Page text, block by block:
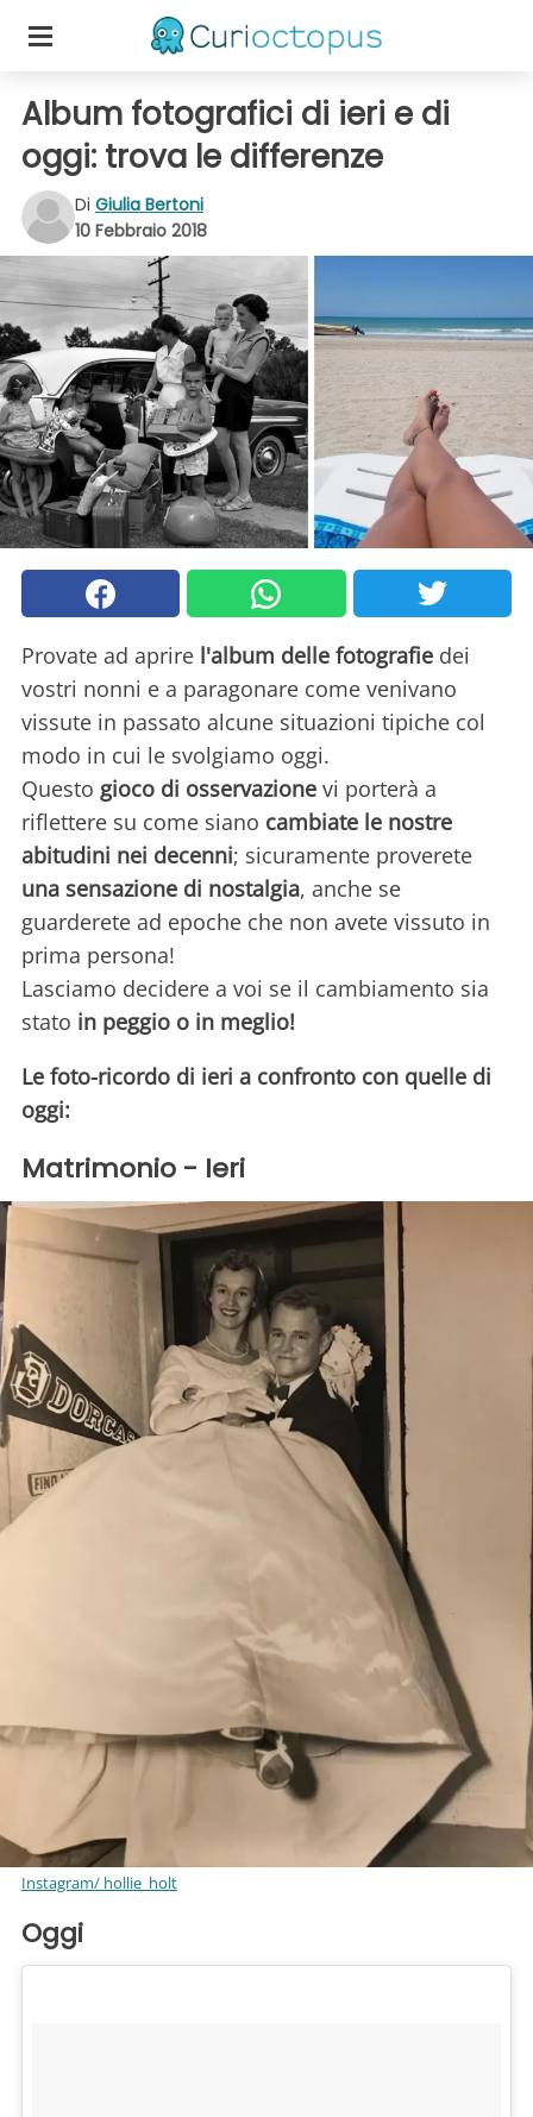
Album fotografici di ieri e di
oggi: trova le differenze
Di Giulia Bertoni
10 Febbraio 2018
Provate ad aprire l'album delle fotografie dei
vostri nonni e a paragonare come venivano
vissute in passato alcune situazioni tipiche col
modo in cui le svolgiamo oggi.
Questo gioco di osservazione vi porterà a
riflettere su come siano cambiate le nostre
abitudini nei decenni; sicuramente proverete
una sensazione di nostalgia, anche se
guarderete ad epoche che non avete vissuto in
prima persona!
Lasciamo decidere a voi se il cambiamento sia
stato in peggio o in meglio!
Le foto-ricordo di ieri a confronto con quelle di
oggi:
Matrimonio - Ieri
Instagram/ hollie_holt
Oggi